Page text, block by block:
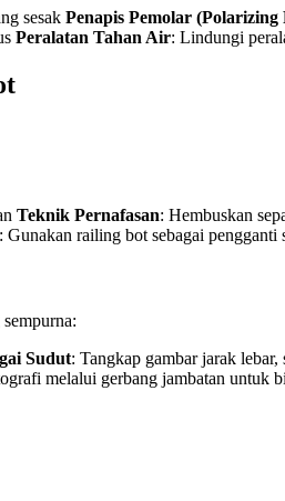
sesak Penapis Pemolar (Polarizing
Peralatan Tahan Air: Lindungi
Teknik Pernafasan: Hembuskan
: Gunakan railing bot sebagai
Sudut: Tangkap gambar jarak lebar,
melalui gerbang jambatan untuk